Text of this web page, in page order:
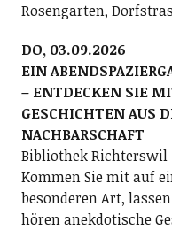
Rosengarten,
DO, 03.09.2026
EIN
– ENTDECKEN SIE
GESCHICHTEN AUS
NACHBARSCHAFT
Bibliothek Richterswil
Kommen Sie mit auf
besonderen Art,
hören anekdotische